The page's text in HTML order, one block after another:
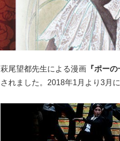
萩尾望都先生による漫画 『ポー
されました。2018年1月より3月